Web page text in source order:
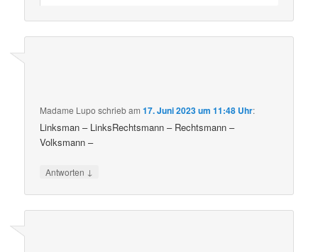
Madame Lupo schriebam17. Juni 2023 um 11:48 Uhr:
Linksman – LinksRechtsmann – Rechtsmann –
Volksmann –
Antworten ↓